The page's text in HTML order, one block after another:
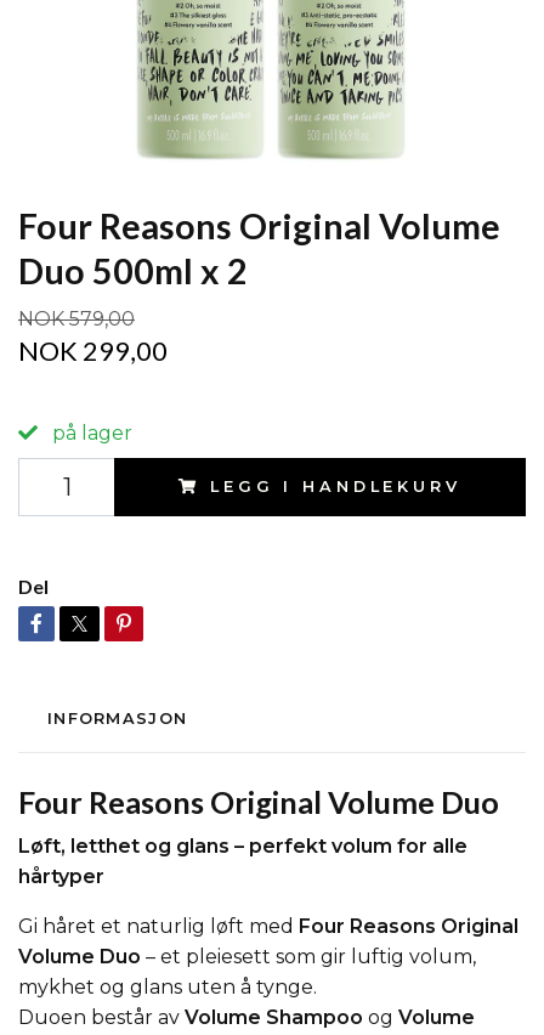
Four Reasons Original Volume
Duo 500ml x 2
NOK 579,00
NOK 299,00
på lager
LEGG I HANDLEKURV
Del
INFORMASJON
Four Reasons Original Volume Duo
Løft, letthet og glans – perfekt volum for alle
hårtyper
Gi håret et naturlig løft med Four Reasons Original
Volume Duo – et pleiesett som gir luftig volum,
mykhet og glans uten å tynge.
Duoen består av Volume Shampoo og Volume